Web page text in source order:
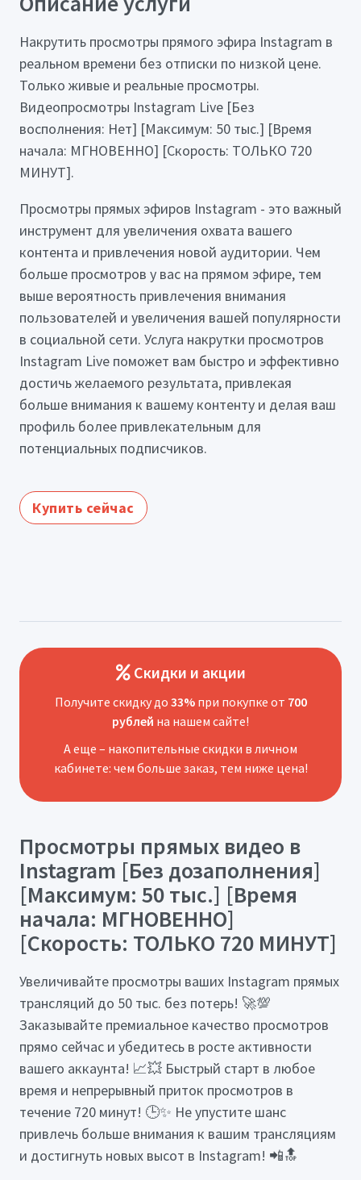
Накрутить просмотры прямого эфира Instagram в
реальном времени без отписки по низкой цене.
Только живые и реальные просмотры.
Видеопросмотры Instagram Live [Без
восполнения: Нет] [Максимум: 50 тыс.] [Время
начала: МГНОВЕННО] [Скорость: ТОЛЬКО 720
МИНУТ].
Просмотры прямых эфиров Instagram - это важный
инструмент для увеличения охвата вашего
контента и привлечения новой аудитории. Чем
больше просмотров у вас на прямом эфире, тем
выше вероятность привлечения внимания
пользователей и увеличения вашей популярности
в социальной сети. Услуга накрутки просмотров
Instagram Live поможет вам быстро и эффективно
достичь желаемого результата, привлекая
больше внимания к вашему контенту и делая ваш
профиль более привлекательным для
потенциальных подписчиков.
Купить сейчас
Скидки и акции
Получите скидку до 33%при покупке от 700
рублей на нашем сайте!
А еще – накопительные скидки в личном
кабинете: чем больше заказ, тем ниже цена!
Просмотры прямых видео в
Instagram [Без дозаполнения]
[Максимум: 50 тыс.] [Время
начала: МГНОВЕННО]
[Скорость: ТОЛЬКО 720 МИНУТ]
Увеличивайте просмотры ваших Instagram прямых
трансляций до 50 тыс. без потерь! 🚀💯
Заказывайте премиальное качество просмотров
прямо сейчас и убедитесь в росте активности
вашего аккаунта! 📈💥 Быстрый старт в любое
время и непрерывный приток просмотров в
течение 720 минут! 🕒✨ Не упустите шанс
привлечь больше внимания к вашим трансляциям
и достигнуть новых высот в Instagram! 📲🔝